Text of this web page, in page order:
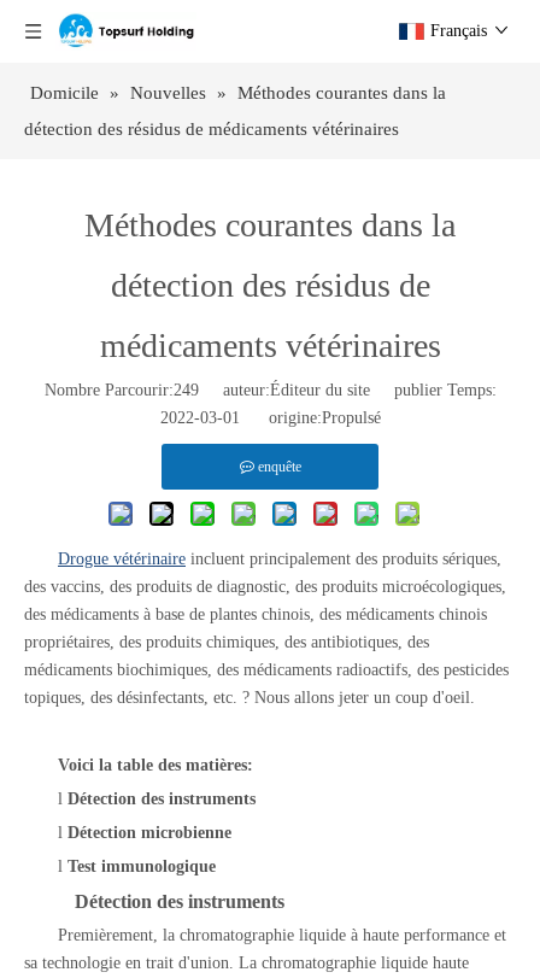
Français
Domicile » Nouvelles »
Méthodes courantes dans la
détection des résidus de médicaments vétérinaires
Méthodes courantes dans la
détection des résidus de
médicaments vétérinaires
Nombre Parcourir:249auteur:Éditeur du site publier Temps:
2022-03-01 origine:Propulsé
enquête
Drogue vétérinaire incluent principalement des produits sériques,
des vaccins, des produits de diagnostic, des produits microécologiques,
des médicaments à base de plantes chinois, des médicaments chinois
propriétaires, des produits chimiques, des antibiotiques, des
médicaments biochimiques, des médicaments radioactifs, des pesticides
topiques, des désinfectants, etc. ? Nous allons jeter un coup d'oeil.
Voici la table des matières:
l Détection des instruments
l Détection microbienne
l Test immunologique
Détection des instruments
Premièrement, la chromatographie liquide à haute performance et
sa technologie en trait d'union. La chromatographie liquide haute